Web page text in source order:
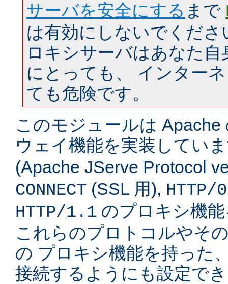
サーバを安全にする まで
は有効にしないでくださ
ロキシサーバはあなた
にとっても、 インター
ても危険です。
このモジュールは
ウェイ機能を実装してい
(Apache JServe Protocol
CONNECT (SSL 用), HTTP/
HTTP/1.1 のプロキシ機
これらのプロトコルやそ
の プロキシ機能を持った
接続するようにも設定で